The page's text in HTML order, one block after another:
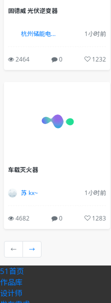
固德威 光伏逆变器
杭州储能电力新能源行业设计(13884473079vx同上) 1小时前
2464 0 1232
车载灭火器
苏 kx~ 1小时前
4682 0 1283
← →
51首页
作品库
设计师